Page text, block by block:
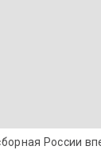
России